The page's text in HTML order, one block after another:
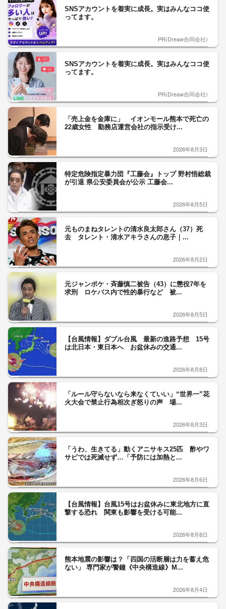
SNSアカウントを着実に成長。実はみんなココ使
ってます。
PR(Dreaw合同会社)
SNSアカウントを着実に成長。実はみんなココ使
ってます。
PR(Dreaw合同会社)
「売上金を金庫に」 イオンモール熊本で死亡の
22歳女性 勤務店運営会社の指示受け...
2026年8月3日
特定危険指定暴力団『工藤会』トップ 野村悟総裁
が引退 県公安委員会が公示 工藤会...
2026年8月5日
元ものまねタレントの清水良太郎さん（37）死
去 タレント・清水アキラさんの息子｜...
2026年8月2日
元ジャンポケ・斉藤慎二被告（43）に懲役7年を
求刑 ロケバス内で性的暴行など 被...
2026年8月5日
【台風情報】ダブル台風 最新の進路予想 15号
は北日本・東日本へ お盆休みの交通...
2026年8月8日
「ルール守らないなら来なくていい」“世界一”花
火大会で禁止行為相次ぎ怒りの声 場...
2026年8月3日
「うわ、生きてる」動くアニサキス25匹 酢やワ
サビでは死滅せず…「予防には加熱と...
2026年8月6日
【台風情報】台風15号はお盆休みに東北地方に直
撃する恐れ 関東も影響を受ける可能...
2026年8月8日
熊本地震の影響は？「四国の活断層は力を蓄え危
ない」 専門家が警鐘《中央構造線》M...
2026年8月4日